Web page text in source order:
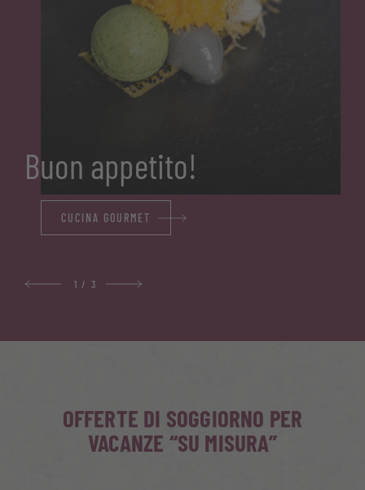
Buon appetito!
CUCINA GOURMET
1 / 3
OFFERTE DI SOGGIORNO PER
VACANZE “SU MISURA”